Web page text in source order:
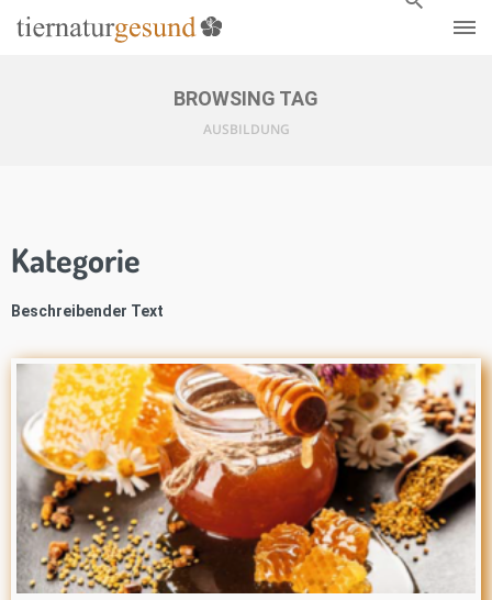
BROWSING TAG
AUSBILDUNG
Kategorie
Beschreibender Text